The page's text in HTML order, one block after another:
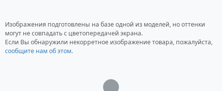
Изображения подготовлены на базе одной из моделей, но оттенки
могут не совпадать с цветопередачей экрана.
Если Вы обнаружили некорретное изображение товара, пожалуйста,
сообщите нам об этом.
Загрузка...